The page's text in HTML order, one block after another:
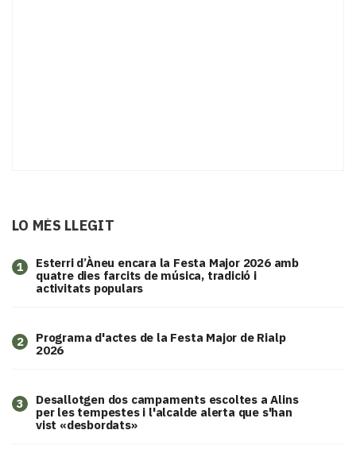
LO MÉS LLEGIT
1
Esterri d’Àneu encara la Festa Major 2026 amb
quatre dies farcits de música, tradició i
activitats populars
2
Programa d'actes de la Festa Major de Rialp
2026
3
​Desallotgen dos campaments escoltes a Alins
per les tempestes i l'alcalde alerta que s'han
vist «desbordats»